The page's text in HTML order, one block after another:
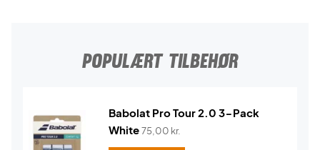
POPULÆRT TILBEHØR
Babolat Pro Tour 2.0 3-Pack
White75,00 kr.